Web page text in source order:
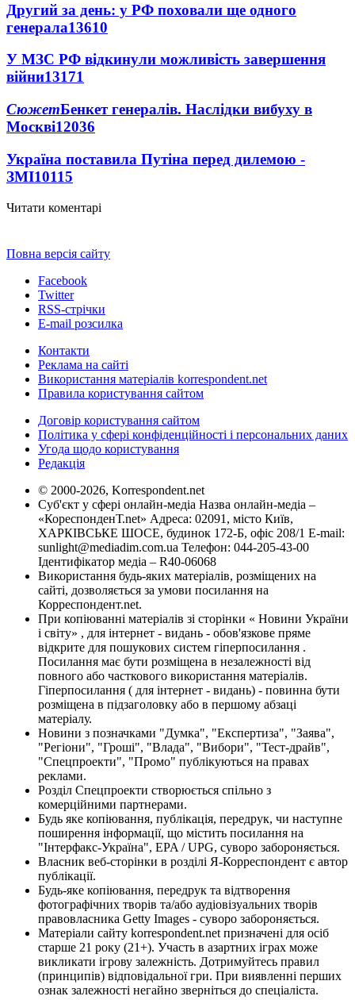
Другий за день: у РФ поховали ще одного
генерала13610
У МЗС РФ відкинули можливість завершення
війни13171
СюжетБенкет генералів. Наслідки вибуху в
Москві12036
Україна поставила Путіна перед дилемою -
ЗМІ10115
Читати коментарі
Повна версія сайту
Facebook
Twitter
RSS-стрічки
E-mail розсилка
Контакти
Реклама на сайті
Використання матеріалів korrespondent.net
Правила користування сайтом
Договір користування сайтом
Політика у сфері конфіденційності і персональних даних
Угода щодо користування
Редакція
© 2000-2026, Korrespondent.net
Суб'єкт у сфері онлайн-медіа Назва онлайн-медіа –
«КореспонденТ.net» Адреса: 02091, місто Київ,
ХАРКІВСЬКЕ ШОСЕ, будинок 172-Б, офіс 208/1 E-mail:
sunlight@mediadim.com.ua Телефон: 044-205-43-00
Ідентифікатор медіа – R40-06068
Використання будь-яких матеріалів, розміщених на
сайті, дозволяється за умови посилання на
Корреспондент.net.
При копіюванні матеріалів зі сторінки « Новини України
і світу» , для інтернет - видань - обов'язкове пряме
відкрите для пошукових систем гіперпосилання .
Посилання має бути розміщена в незалежності від
повного або часткового використання матеріалів.
Гіперпосилання ( для інтернет - видань) - повинна бути
розміщена в підзаголовку або в першому абзаці
матеріалу.
Новини з позначками "Думка", "Експертиза", "Заява",
"Регіони", "Гроші", "Влада", "Вибори", "Тест-драйв",
"Спецпроекти", "Промо" публікуються на правах
реклами.
Розділ Спецпроекти створюється спільно з
комерційними партнерами.
Будь яке копіювання, публікація, передрук, чи наступне
поширення інформації, що містить посилання на
"Інтерфакс-Україна", EPA / UPG, суворо забороняється.
Власник веб-сторінки в розділі Я-Корреспондент є автор
публікації.
Будь-яке копіювання, передрук та відтворення
фотографічних творів та/або аудіовізуальних творів
правовласника Getty Images - суворо забороняється.
Матеріали сайту korrespondent.net призначені для осіб
старше 21 року (21+). Участь в азартних іграх може
викликати ігрову залежність. Дотримуйтесь правил
(принципів) відповідальної гри. При виявленні перших
ознак залежності негайно зверніться до спеціаліста.